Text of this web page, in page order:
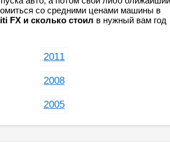
со средними ценами машины в
FX и сколько стоил в нужный вам год
2011
2008
2005